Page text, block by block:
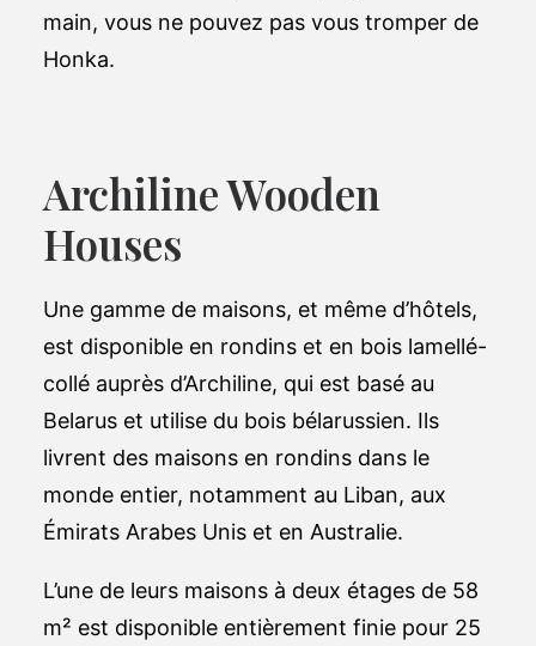
main, vous ne pouvez pas vous tromper de
Honka.
Archiline Wooden
Houses
Une gamme de maisons, et même d’hôtels,
est disponible en rondins et en bois lamellé-
collé auprès d’Archiline, qui est basé au
Belarus et utilise du bois bélarussien. Ils
livrent des maisons en rondins dans le
monde entier, notamment au Liban, aux
Émirats Arabes Unis et en Australie.
L’une de leurs maisons à deux étages de 58
m² est disponible entièrement finie pour 25